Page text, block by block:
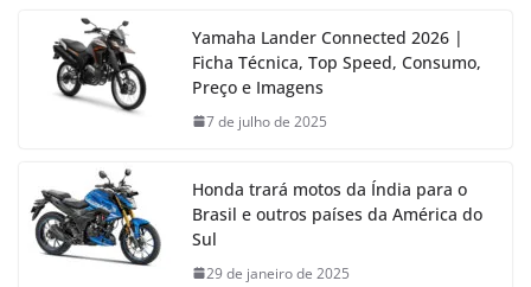
Yamaha Lander Connected 2026 |
Ficha Técnica, Top Speed, Consumo,
Preço e Imagens
7 de julho de 2025
Honda trará motos da Índia para o
Brasil e outros países da América do
Sul
29 de janeiro de 2025